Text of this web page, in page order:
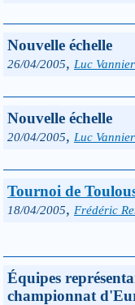
Nouvelle échelle
26/04/2005, Luc Vannier
Nouvelle échelle
20/04/2005, Luc Vannier
Tournoi de
18/04/2005, Frédéric
Équipes
championnat